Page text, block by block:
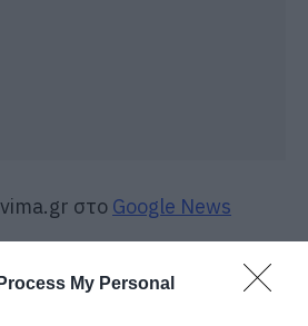
My Personal
στο Google News